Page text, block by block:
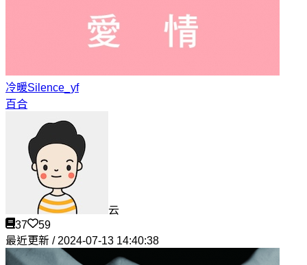
冷暖Silence_yf
百合
云
37
59
最近更新 / 2024-07-13 14:40:38